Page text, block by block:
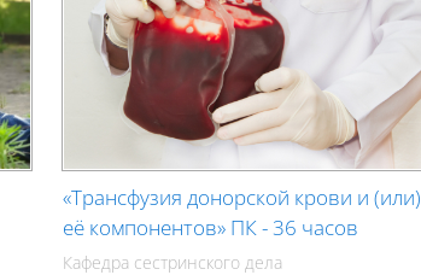
«Трансфузия донорской крови и (или)
её компонентов» ПК - 36 часов
Кафедра сестринского дела